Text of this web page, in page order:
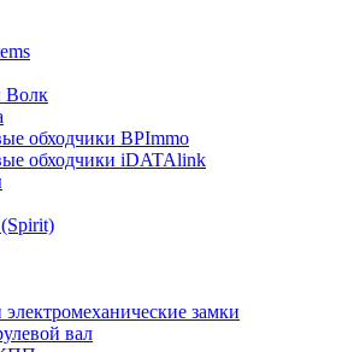
Волк
обходчики BPImmo
обходчики iDATAlink
замки
вал